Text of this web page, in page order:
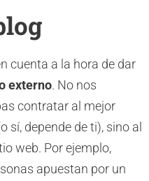
cuenta a la hora de dar
externo. No nos
contratar al mejor
sí, depende de ti), sino al
web. Por ejemplo,
apuestan por un